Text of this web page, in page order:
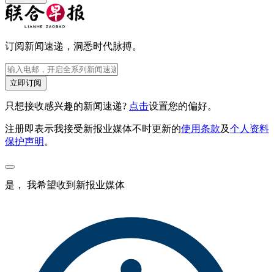
订阅新闻速递，洞悉时代脉搏。
立即订阅
只想接收感兴趣的新闻速递? 点击设置您的偏好。
注册即表示我接受新报业媒体不时更新的使用条款及个人资料
保护声明 。
是， 我希望收到新报业媒体